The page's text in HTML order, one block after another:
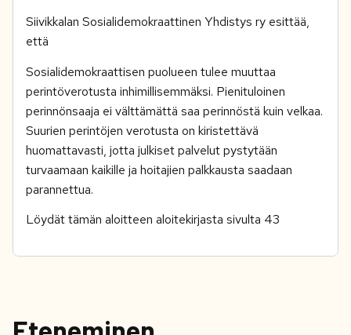
Siivikkalan Sosialidemokraattinen Yhdistys ry esittää,
että
Sosialidemokraattisen puolueen tulee muuttaa
perintöverotusta inhimillisemmäksi. Pienituloinen
perinnönsaaja ei välttämättä saa perinnöstä kuin velkaa.
Suurien perintöjen verotusta on kiristettävä
huomattavasti, jotta julkiset palvelut pystytään
turvaamaan kaikille ja hoitajien palkkausta saadaan
parannettua.
Löydät tämän aloitteen aloitekirjasta sivulta 43